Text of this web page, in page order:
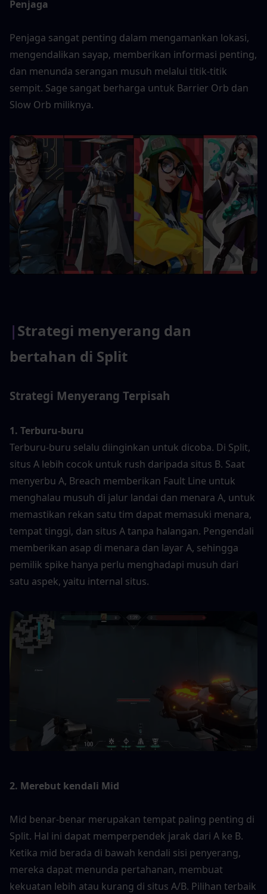
Penjaga
Penjaga sangat penting dalam mengamankan lokasi,
mengendalikan sayap, memberikan informasi penting,
dan menunda serangan musuh melalui titik-titik
sempit. Sage sangat berharga untuk Barrier Orb dan
Slow Orb miliknya.
|Strategi menyerang dan
bertahan di Split
Strategi Menyerang Terpisah
1. Terburu-buru
Terburu-buru selalu diinginkan untuk dicoba. Di Split,
situs A lebih cocok untuk rush daripada situs B. Saat
menyerbu A, Breach memberikan Fault Line untuk
menghalau musuh di jalur landai dan menara A, untuk
memastikan rekan satu tim dapat memasuki menara,
tempat tinggi, dan situs A tanpa halangan. Pengendali
memberikan asap di menara dan layar A, sehingga
pemilik spike hanya perlu menghadapi musuh dari
satu aspek, yaitu internal situs.
2. Merebut kendali Mid
Mid benar-benar merupakan tempat paling penting di
Split. Hal ini dapat memperpendek jarak dari A ke B.
Ketika mid berada di bawah kendali sisi penyerang,
mereka dapat menunda pertahanan, membuat
kekuatan lebih atau kurang di situs A/B. Pilihan terbaik